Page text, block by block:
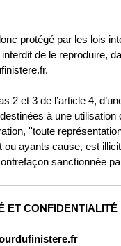
protégé par les lois
de le reproduire,
2 et 3 de l’article 4,
à une
''toute
ayants cause, est
sanctionnée
ET CONFIDENTIALITÉ